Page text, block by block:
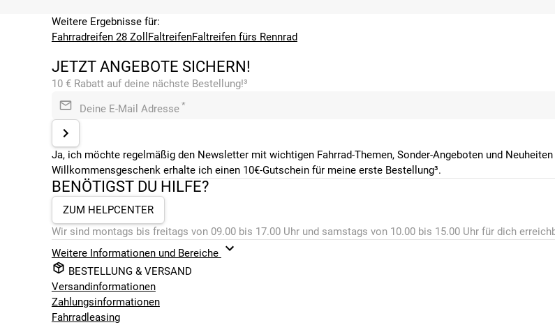
Weitere Ergebnisse für:
Fahrradreifen 28 Zoll FaltreifenFaltreifen fürs Rennrad
JETZT ANGEBOTE SICHERN!
10 € Rabatt auf deine nächste Bestellung!³
Deine E-Mail Adresse *
Ja, ich möchte regelmäßig den Newsletter mit wichtigen Fahrrad-Themen, Sonder-Angeboten und
Willkommensgeschenk erhalte ich einen 10€-Gutschein für meine erste Bestellung³.
BENÖTIGST DU HILFE?
ZUM HELPCENTER
Wir sind montags bis freitags von 09.00 bis 17.00 Uhr und samstags von 10.00 bis 15.00 Uhr für dich
Weitere Informationen und Bereiche
BESTELLUNG & VERSAND
Versandinformationen
Zahlungsinformationen
Fahrradleasing